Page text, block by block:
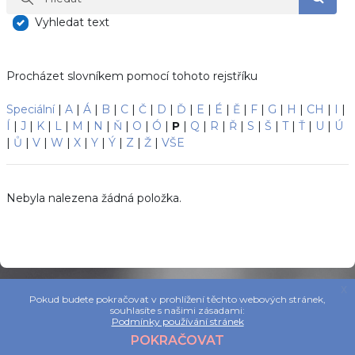
Vyhledat text
Procházet slovníkem pomocí tohoto rejstříku
Speciální| A | Á | B | C | Č | D | Ď | E | É | Ě | F | G | H | CH | I |
Í | J | K | L | M | N | Ň | O | Ó | P | Q | R | Ř | S | Š | T| Ť | U | Ú
| Ů | V | W | X | Y | Ý | Z | Ž | VŠE
Nebyla nalezena žádná položka.
Kontakt
Pokud budete pokračovat v prohlížení těchto webových stránek,
souhlasíte s našimi zásadami:
Podmínky používání stránek
POKRAČOVAT